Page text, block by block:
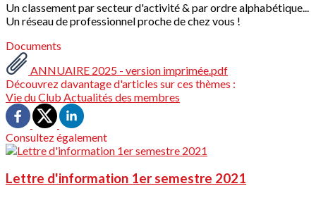
Un classement par secteur d'activité & par ordre alphabétique...
Un réseau de professionnel proche de chez vous !
Documents
ANNUAIRE 2025 - version imprimée.pdf
Découvrez davantage d'articles sur ces thèmes :
Vie du Club Actualités des membres
Consultez également
Lettre d'information 1er semestre 2021